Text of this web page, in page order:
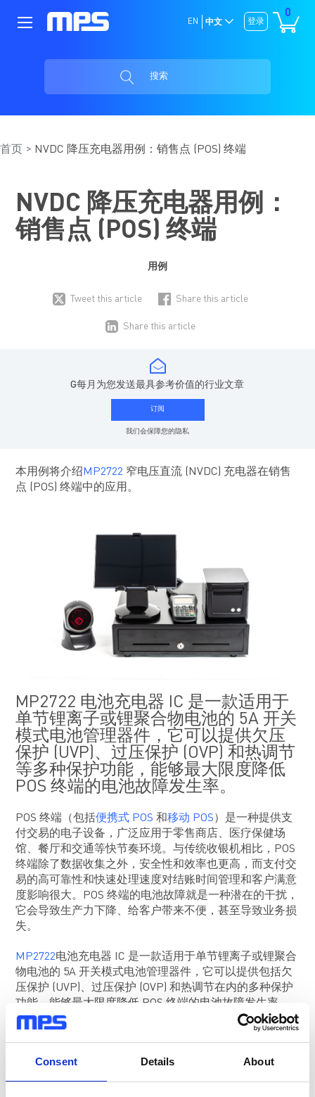
Consent Details About
0
登录
EN 中文
搜索
首页 NVDC 降压充电器用例：销售点 (POS) 终端
NVDC 降压充电器用例：
销售点 (POS) 终端
用例
Tweet this article Share this article
Share this article
G每月为您发送最具参考价值的行业文章
订阅
我们会保障您的隐私
本用例将介绍 MP2722 窄电压直流 (NVDC) 充电器在销售
点 (POS) 终端中的应用。
MP2722 电池充电器 IC 是一款适用于
单节锂离子或锂聚合物电池的 5A 开关
模式电池管理器件，它可以提供欠压
保护 (UVP)、过压保护 (OVP) 和热调节
等多种保护功能，能够最大限度降低
POS 终端的电池故障发生率。
POS 终端（包括便携式 POS和移动 POS ）是一种提供支
付交易的电子设备，广泛应用于零售商店、医疗保健场
馆、餐厅和交通等快节奏环境。与传统收银机相比，POS
终端除了数据收集之外，安全性和效率也更高，而支付交
易的高可靠性和快速处理速度对结账时间管理和客户满意
度影响很大。POS 终端的电池故障就是一种潜在的干扰，
它会导致生产力下降、给客户带来不便，甚至导致业务损
失。
MP2722电池充电器 IC 是一款适用于单节锂离子或锂聚合
物电池的 5A 开关模式电池管理器件，它可以提供包括欠
压保护 (UVP)、过压保护 (OVP) 和热调节在内的多种保护
功能，能够最大限度降低 POS 终端的电池故障发生率。
MP2722的 NVDC 电源管理结构还提供低阻抗电源路径，
在充电效率、充电时长和放电期间的电池寿命方面均具有
MP2722还具有以下功能特性：